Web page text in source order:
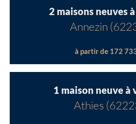
2 maisons neuves
Annezin
à partir de 172
1 maison neuve à
Athies